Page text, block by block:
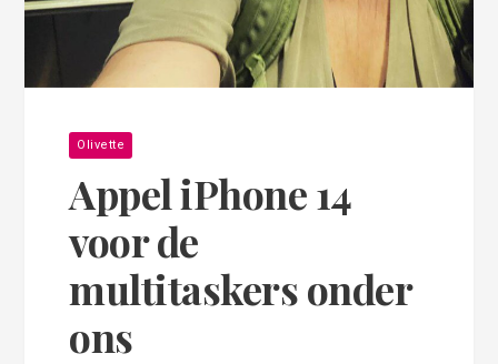
Olivette
Appel iPhone 14
voor de
multitaskers onder
ons